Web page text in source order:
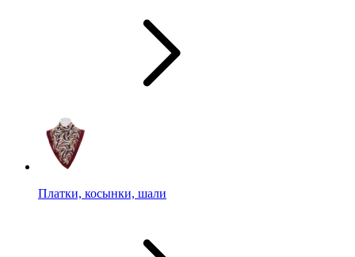
Платки, косынки, шали